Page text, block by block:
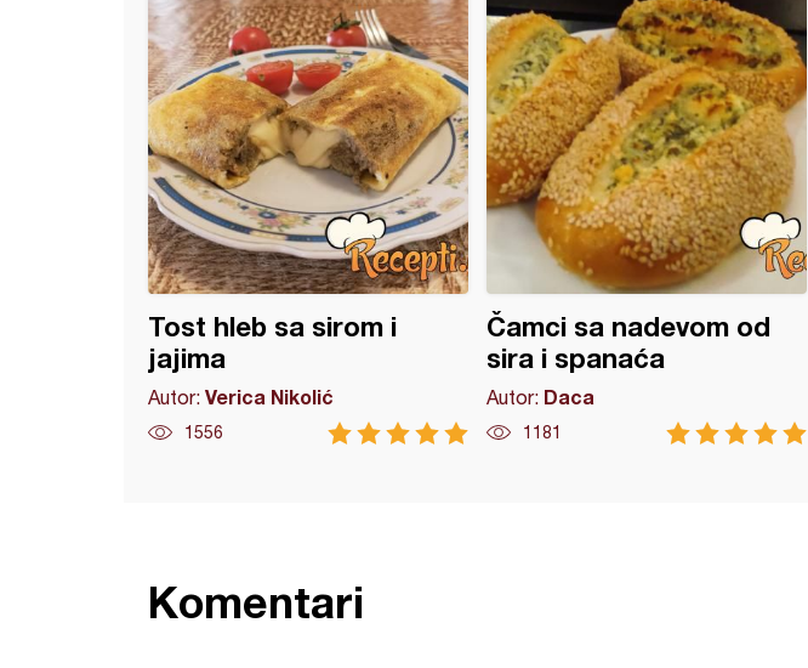
Tost hleb sa sirom i
jajima
Autor: Verica Nikolić
1556
Čamci sa nadevom od
sira i spanaća
Autor: Daca
1181
Komentari